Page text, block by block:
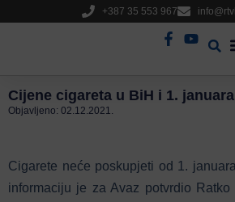
+387 35 553 967
Cijene cigareta u BiH i 1.
Objavljeno: 02.12.2021.
Cigarete neće poskupjeti od 1.
informaciju je za Avaz potvrdio Ratko